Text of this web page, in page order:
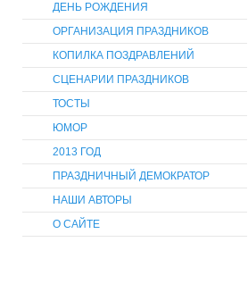
ДЕНЬ РОЖДЕНИЯ
ОРГАНИЗАЦИЯ ПРАЗДНИКОВ
КОПИЛКА ПОЗДРАВЛЕНИЙ
СЦЕНАРИИ ПРАЗДНИКОВ
ТОСТЫ
ЮМОР
2013 ГОД
ПРАЗДНИЧНЫЙ ДЕМОКРАТОР
НАШИ АВТОРЫ
О САЙТЕ